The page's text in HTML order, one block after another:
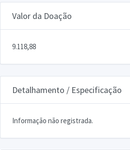
Valor da Doação
9.118,88
Detalhamento / Especificação
Informação não registrada.